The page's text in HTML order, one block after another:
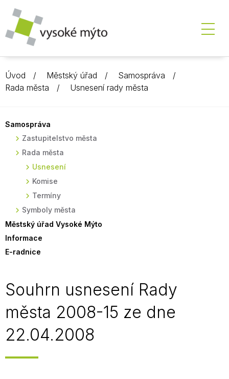
Úvod Městský úřad
Samospráva
Rada města
Usnesení rady města
Samospráva
Zastupitelstvo města
Rada města
Usnesení
Komise
Termíny
Symboly města
Městský úřad Vysoké Mýto
Informace
E-radnice
Souhrn usnesení Rady
města 2008-15 ze dne
22.04.2008